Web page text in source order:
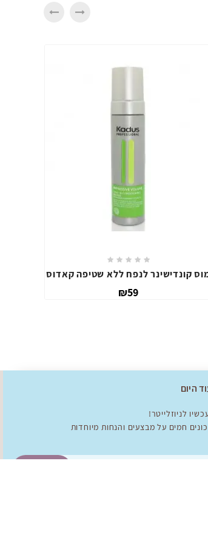
מוס
היום
לניוזלייטר!
חמים על מבצעים והנחות מיוחדות